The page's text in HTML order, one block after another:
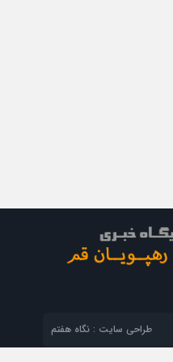
طراحی سایت : نگاه هفتم